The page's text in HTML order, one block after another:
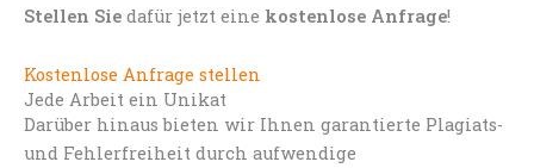
Stellen Sie dafür jetzt eine kostenlose Anfrage!
Kostenlose Anfrage stellen
Jede Arbeit ein Unikat
Darüber hinaus bieten wir Ihnen garantierte Plagiats-
und Fehlerfreiheit durch aufwendige